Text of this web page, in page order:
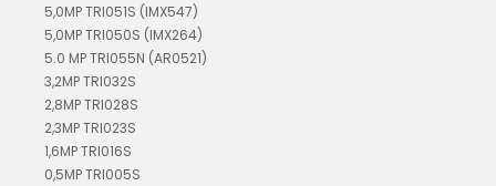
5,0MP TRI051S (IMX547)
5,0MP TRI050S (IMX264)
5.0 MP TRI055N (AR0521)
3,2MP TRI032S
2,8MP TRI028S
2,3MP TRI023S
1,6MP TRI016S
0,5MP TRI005S